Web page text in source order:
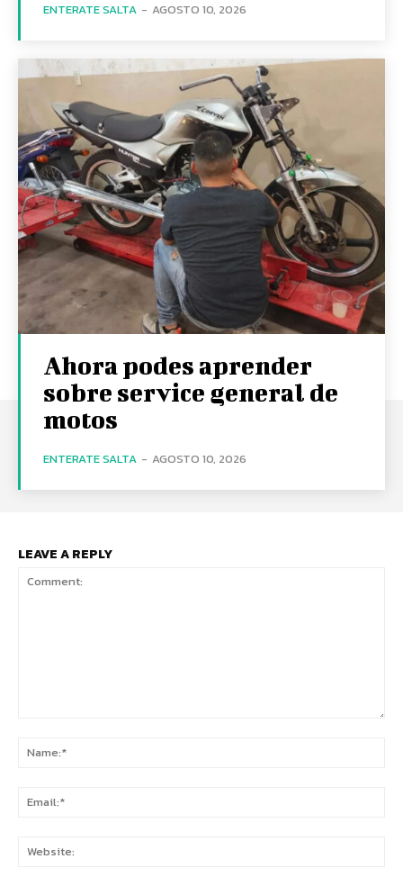
ENTERATE SALTA - AGOSTO 10, 2026
Ahora podes aprender
sobre service general de
motos
ENTERATE SALTA - AGOSTO 10, 2026
LEAVE A REPLY